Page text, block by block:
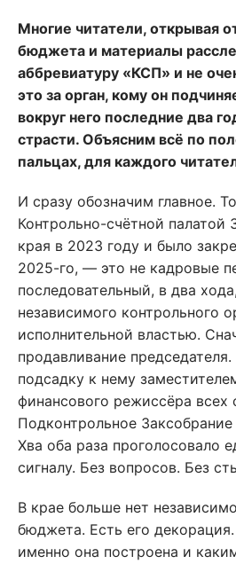
Многие читатели, открывая
бюджета и материалы
аббревиатуру «КСП» и не
это за орган, кому он
вокруг него последние два
страсти. Объясним всё по
пальцах, для каждого
И сразу обозначим главное.
Контрольно-счётной палатой
края в 2023 году и было
2025-го, — это не кадровые
последовательный, в два
независимого контрольного
исполнительной властью.
продавливание
подсадку к нему
финансового режиссёра всех
Подконтрольное Заксобрание
Хва оба раза проголосовало
сигналу. Без вопросов. Без
В крае больше нет
бюджета. Есть его
именно она построена и